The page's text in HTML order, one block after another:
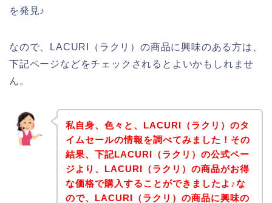
を発見♪
なので、LACURI（ラクリ）の商品に興味のある方は、
下記ページなどをチェックされるとよいかもしれませ
ん。
私自身、色々と、LACURI（ラクリ）のタ
イムセールの情報を調べてみました！その
結果、下記LACURI（ラクリ）の公式ペー
ジより、LACURI（ラクリ）の商品がお得
な価格で購入することができましたよ♪な
ので、LACURI（ラクリ）の商品に興味の